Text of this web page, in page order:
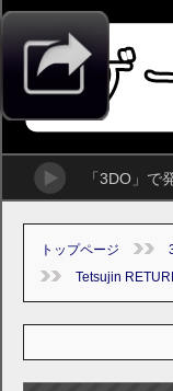
「3DO」
トップページ
Tetsujin